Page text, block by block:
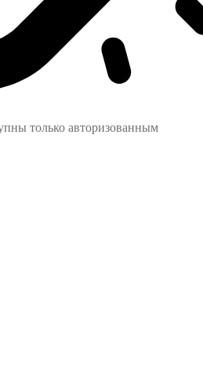
только авторизованным